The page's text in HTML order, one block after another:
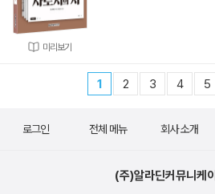
미리보기
1 2 3 4 5
로그인 전체 메뉴 회사 소개
(주)알라딘커뮤니케